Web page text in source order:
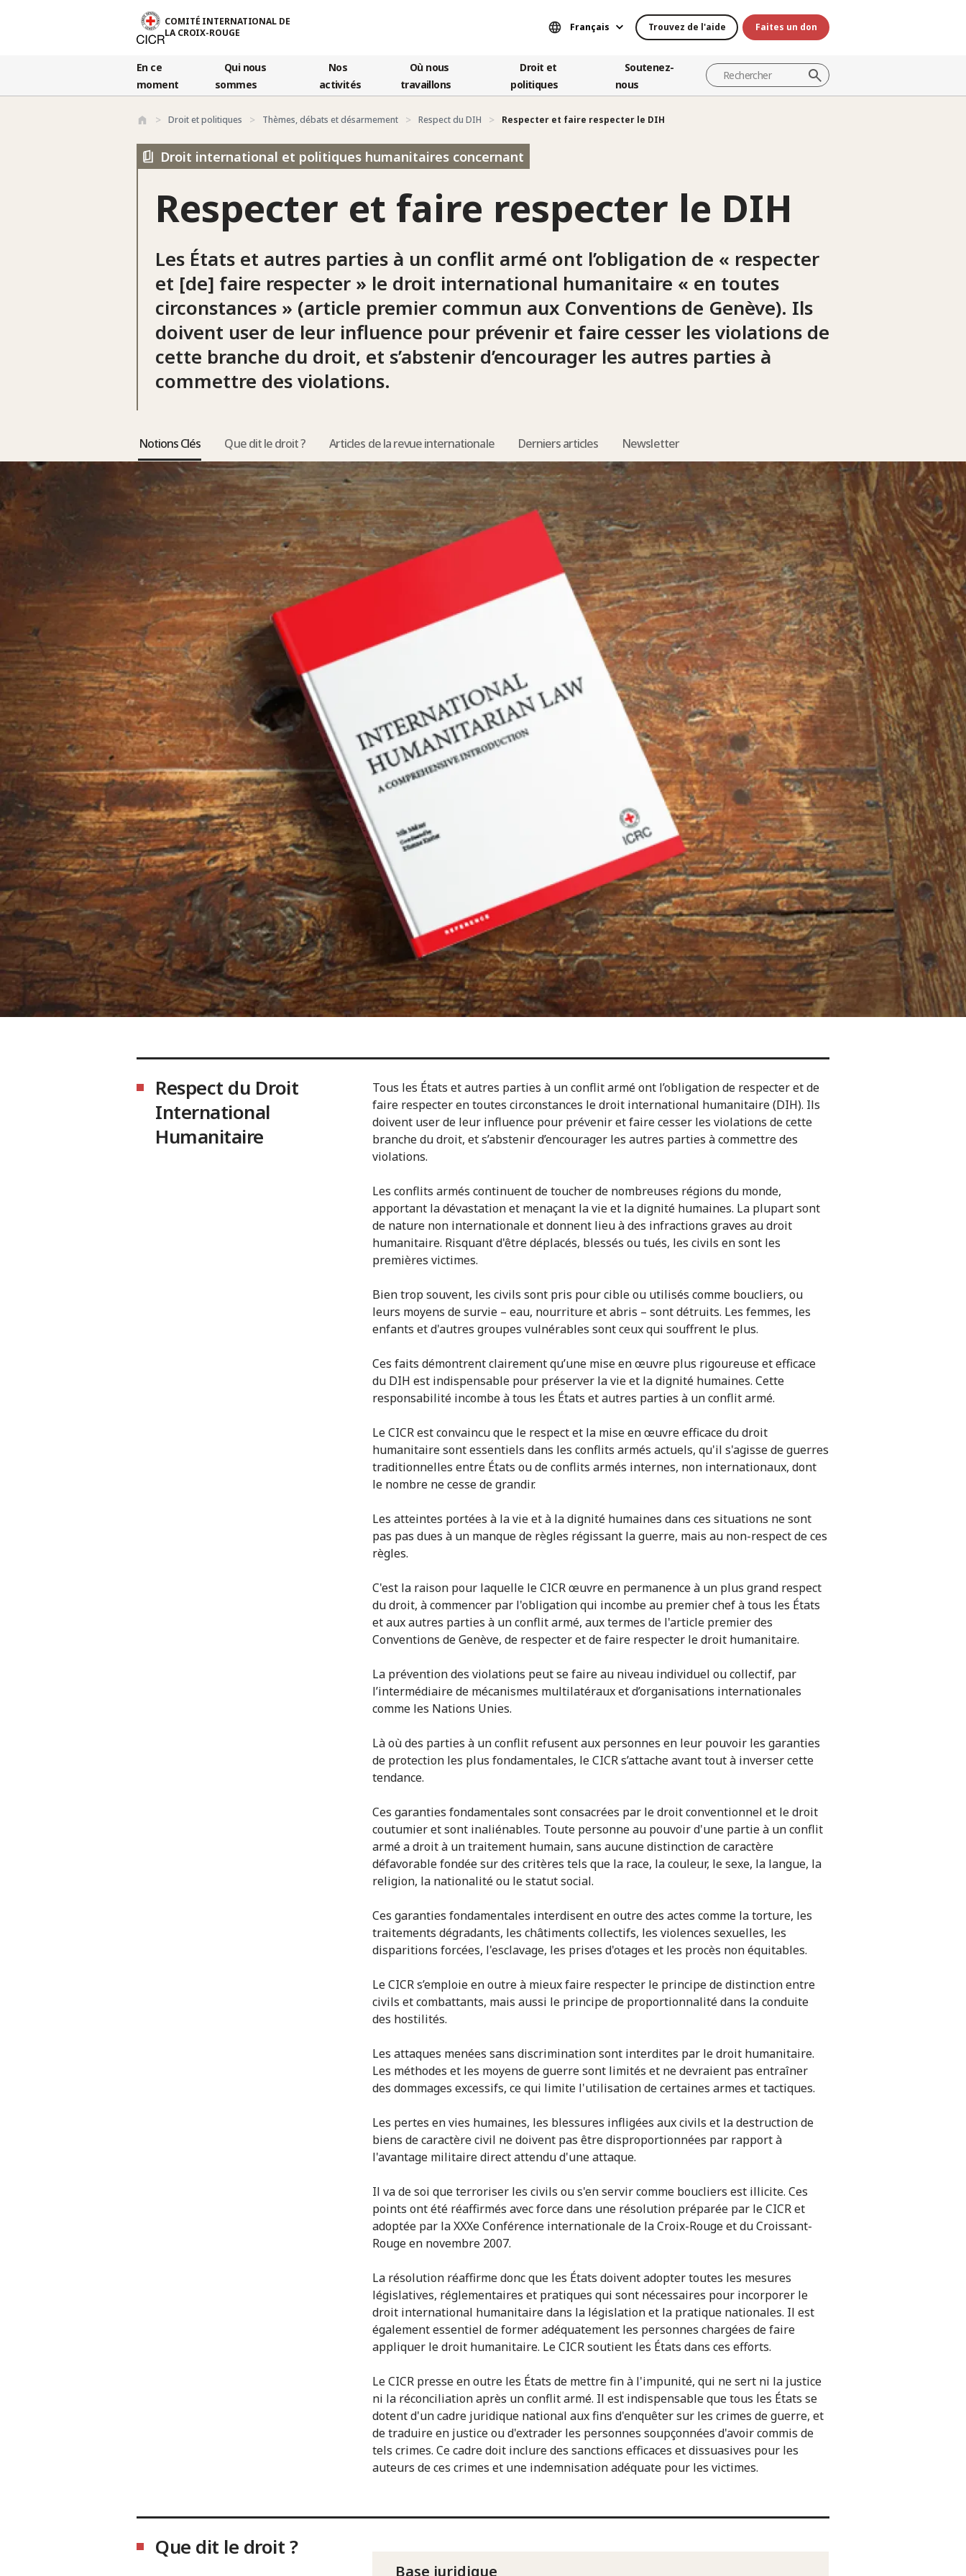
COMITÉ INTERNATIONAL DE
LA CROIX-ROUGE
Français Trouvez de l'aide Faites un don
En ce
moment
Qui nous
sommes
Nos
activités
Où nous
travaillons
Droit et
politiques
Soutenez-
nous
Droit et politiques Thèmes, débats et désarmement Respect du DIH Respecter et faire respecter le DIH
Droit international et politiques humanitaires concernant
Respecter et faire respecter le DIH
Les États et autres parties à un conflit armé ont l’obligation de « respecter
et [de] faire respecter » le droit international humanitaire « en toutes
circonstances » (article premier commun aux Conventions de Genève). Ils
doivent user de leur influence pour prévenir et faire cesser les violations de
cette branche du droit, et s’abstenir d’encourager les autres parties à
commettre des violations.
Notions Clés Que dit le droit ? Articles de la revue internationale Derniers articles Newsletter
Respect du Droit
International
Humanitaire
Tous les États et autres parties à un conflit armé ont l’obligation de respecter et de
faire respecter en toutes circonstances le droit international humanitaire (DIH). Ils
doivent user de leur influence pour prévenir et faire cesser les violations de cette
branche du droit, et s’abstenir d’encourager les autres parties à commettre des
violations.
Les conflits armés continuent de toucher de nombreuses régions du monde,
apportant la dévastation et menaçant la vie et la dignité humaines. La plupart sont
de nature non internationale et donnent lieu à des infractions graves au droit
humanitaire. Risquant d'être déplacés, blessés ou tués, les civils en sont les
premières victimes.
Bien trop souvent, les civils sont pris pour cible ou utilisés comme boucliers, ou
leurs moyens de survie – eau, nourriture et abris – sont détruits. Les femmes, les
enfants et d'autres groupes vulnérables sont ceux qui souffrent le plus.
Ces faits démontrent clairement qu’une mise en œuvre plus rigoureuse et efficace
du DIH est indispensable pour préserver la vie et la dignité humaines. Cette
responsabilité incombe à tous les États et autres parties à un conflit armé.
Le CICR est convaincu que le respect et la mise en œuvre efficace du droit
humanitaire sont essentiels dans les conflits armés actuels, qu'il s'agisse de guerres
traditionnelles entre États ou de conflits armés internes, non internationaux, dont
le nombre ne cesse de grandir.
Les atteintes portées à la vie et à la dignité humaines dans ces situations ne sont
pas pas dues à un manque de règles régissant la guerre, mais au non-respect de ces
règles.
C'est la raison pour laquelle le CICR œuvre en permanence à un plus grand respect
du droit, à commencer par l'obligation qui incombe au premier chef à tous les États
et aux autres parties à un conflit armé, aux termes de l'article premier des
Conventions de Genève, de respecter et de faire respecter le droit humanitaire.
La prévention des violations peut se faire au niveau individuel ou collectif, par
l’intermédiaire de mécanismes multilatéraux et d’organisations internationales
comme les Nations Unies.
Là où des parties à un conflit refusent aux personnes en leur pouvoir les garanties
de protection les plus fondamentales, le CICR s’attache avant tout à inverser cette
tendance.
Ces garanties fondamentales sont consacrées par le droit conventionnel et le droit
coutumier et sont inaliénables. Toute personne au pouvoir d'une partie à un conflit
armé a droit à un traitement humain, sans aucune distinction de caractère
défavorable fondée sur des critères tels que la race, la couleur, le sexe, la langue, la
religion, la nationalité ou le statut social.
Ces garanties fondamentales interdisent en outre des actes comme la torture, les
traitements dégradants, les châtiments collectifs, les violences sexuelles, les
disparitions forcées, l'esclavage, les prises d'otages et les procès non équitables.
Le CICR s’emploie en outre à mieux faire respecter le principe de distinction entre
civils et combattants, mais aussi le principe de proportionnalité dans la conduite
des hostilités.
Les attaques menées sans discrimination sont interdites par le droit humanitaire.
Les méthodes et les moyens de guerre sont limités et ne devraient pas entraîner
des dommages excessifs, ce qui limite l'utilisation de certaines armes et tactiques.
Les pertes en vies humaines, les blessures infligées aux civils et la destruction de
biens de caractère civil ne doivent pas être disproportionnées par rapport à
l'avantage militaire direct attendu d'une attaque.
Il va de soi que terroriser les civils ou s'en servir comme boucliers est illicite. Ces
points ont été réaffirmés avec force dans une résolution préparée par le CICR et
adoptée par la XXXe Conférence internationale de la Croix-Rouge et du Croissant-
Rouge en novembre 2007.
La résolution réaffirme donc que les États doivent adopter toutes les mesures
législatives, réglementaires et pratiques qui sont nécessaires pour incorporer le
droit international humanitaire dans la législation et la pratique nationales. Il est
également essentiel de former adéquatement les personnes chargées de faire
appliquer le droit humanitaire. Le CICR soutient les États dans ces efforts.
Le CICR presse en outre les États de mettre fin à l'impunité, qui ne sert ni la justice
ni la réconciliation après un conflit armé. Il est indispensable que tous les États se
dotent d'un cadre juridique national aux fins d'enquêter sur les crimes de guerre, et
de traduire en justice ou d'extrader les personnes soupçonnées d'avoir commis de
tels crimes. Ce cadre doit inclure des sanctions efficaces et dissuasives pour les
auteurs de ces crimes et une indemnisation adéquate pour les victimes.
Que dit le droit ?
Base juridique